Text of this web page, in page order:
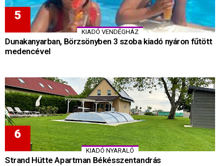
KIADÓ VENDÉGHÁZ
Dunakanyarban, Börzsönyben 3 szoba kiadó nyáron fűtött
medencével
KIADÓ NYARALÓ
Strand Hütte Apartman Békésszentandrás